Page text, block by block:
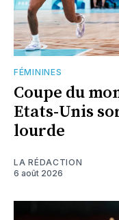
FÉMININES
Coupe du
Etats-Unis
lourde
LA RÉDACTION
6 août 2026